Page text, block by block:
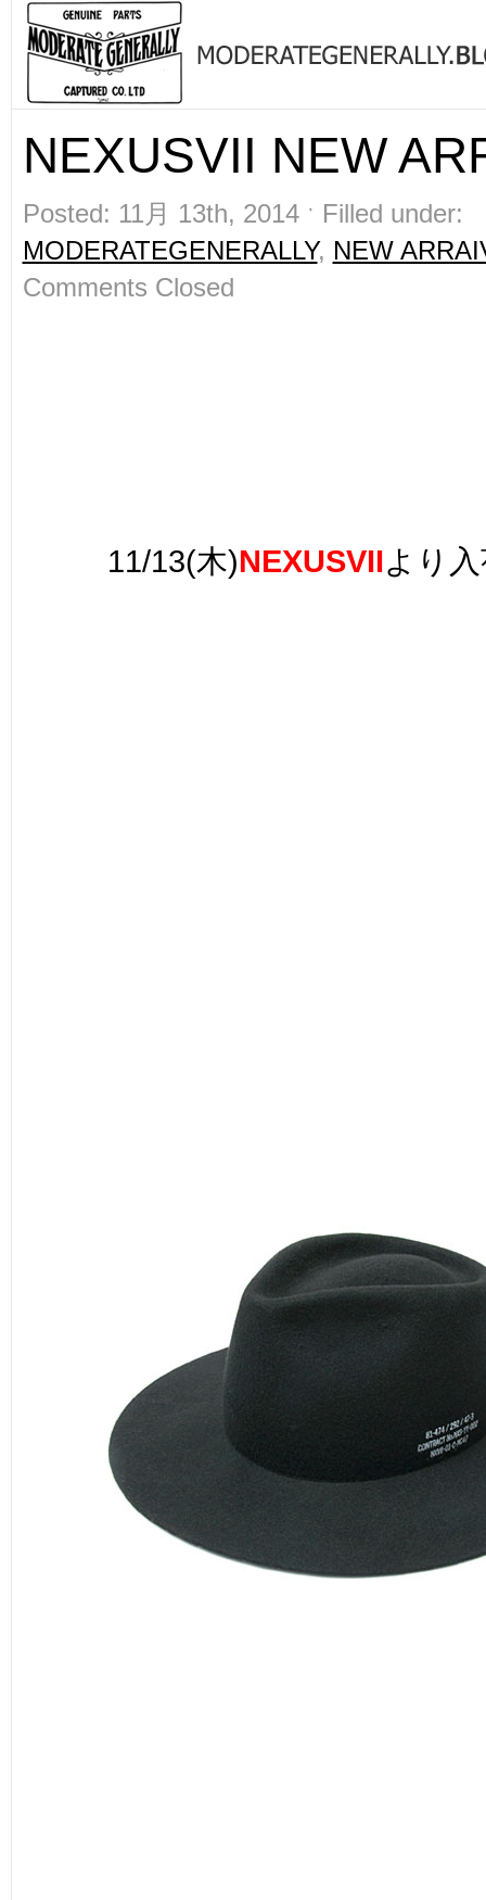
NEXUSVII NEW
Posted: 11月 13th, 2014 ˑ Filled under:
MODERATEGENERALLY, NEW
Comments Closed
11/13(木)NEXUSVIIより